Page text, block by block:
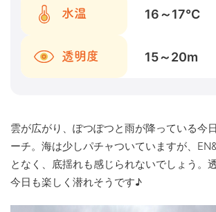
水温 16～17℃
透明度 15～20m
雲が広がり、ぽつぽつと雨が降っている今
ーチ。海は少しパチャついていますが、
となく、底揺れも感じられないでしょう。
今日も楽しく潜れそうです♪